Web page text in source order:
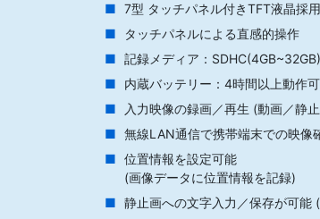
7型 タッチパネル付きTFT液晶採用
タッチパネルによる直感的操作
記録メディア：
内蔵バッテリー：4時間以上動作
入力映像の録画／再生 (動画／静
無線LAN通信で携帯端末での映像
位置情報を設定可能
(画像データに位置情報を記録)
静止画への文字入力／保存が可能